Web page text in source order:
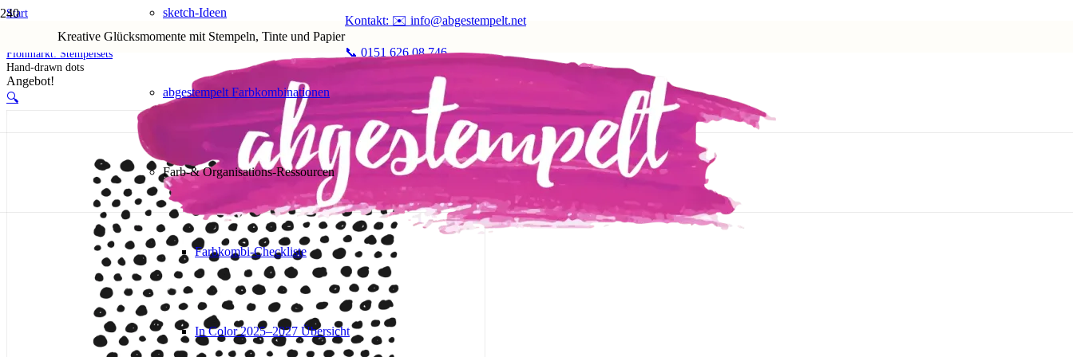
Kreative Glücksmomente mit Stempeln, Tinte und Papier
Kontakt: ✉️ info@abgestempelt.net
📞 0151 626 08 746
sketch-Ideen
abgestempelt Farbkombinationen
Farb-& Organisations-Ressourcen
Farbkombi-Checkliste
In Color 2025–2027 Übersicht
Start
5. Flohmarkt
Flohmarkt: Stempelsets
Hand-drawn dots
Angebot!
🔍